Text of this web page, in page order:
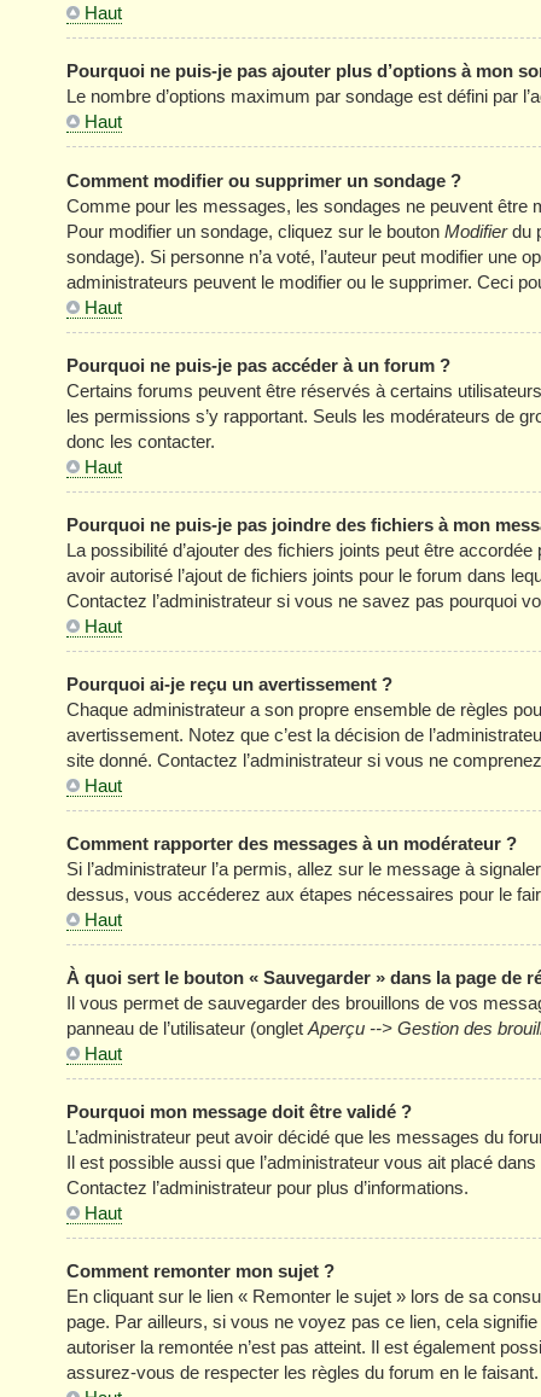
Haut
Pourquoi ne puis-je pas ajouter plus d’options à mon
Le nombre d’options maximum par sondage est défini par
Haut
Comment modifier ou supprimer un sondage ?
Comme pour les messages, les sondages ne peuvent être
Pour modifier un sondage, cliquez sur le bouton Modifierdu
sondage). Si personne n’a voté, l’auteur peut modifier une
administrateurs peuvent le modifier ou le supprimer. Ceci
Haut
Pourquoi ne puis-je pas accéder à un forum ?
Certains forums peuvent être réservés à certains
les permissions s’y rapportant. Seuls les modérateurs de
donc les contacter.
Haut
Pourquoi ne puis-je pas joindre des fichiers à mon
La possibilité d’ajouter des fichiers joints peut être
avoir autorisé l’ajout de fichiers joints pour le forum dans
Contactez l’administrateur si vous ne savez pas pourquoi
Haut
Pourquoi ai-je reçu un avertissement ?
Chaque administrateur a son propre ensemble de règles
avertissement. Notez que c’est la décision de
site donné. Contactez l’administrateur si vous ne
Haut
Comment rapporter des messages à un modérateur ?
Si l’administrateur l’a permis, allez sur le message à
dessus, vous accéderez aux étapes nécessaires pour le
Haut
À quoi sert le bouton « Sauvegarder » dans la page de
Il vous permet de sauvegarder des brouillons de vos
panneau de l’utilisateur (onglet Aperçu --> Gestion des
Haut
Pourquoi mon message doit être validé ?
L’administrateur peut avoir décidé que les messages du
Il est possible aussi que l’administrateur vous ait placé
Contactez l’administrateur pour plus d’informations.
Haut
Comment remonter mon sujet ?
En cliquant sur le lien « Remonter le sujet » lors de sa
page. Par ailleurs, si vous ne voyez pas ce lien, cela
autoriser la remontée n’est pas atteint. Il est également
assurez-vous de respecter les règles du forum en le faisant.